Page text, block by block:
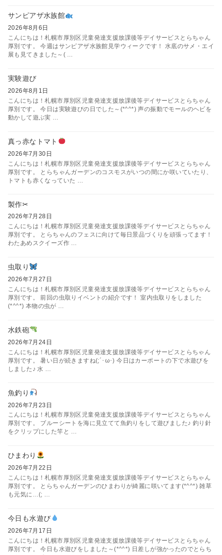
サンピアザ水族館
2026年8月6日
こんにちは！札幌市厚別区児童発達支援放課後等デイサービスとらちゃん
厚別です。 今週はサンピアザ水族館見学ウィークです！ 水底のサメ・エイ
展も見てきました～( …
実験遊び
2026年8月1日
こんにちは！札幌市厚別区児童発達支援放課後等デイサービスとらちゃん
厚別です。 今日は実験遊びの日でした～(*^^*) 声の振動でモールのヘビを
動かして遊ぶ実 …
真っ赤なトマト
2026年7月30日
こんにちは！札幌市厚別区児童発達支援放課後等デイサービスとらちゃん
厚別です。 とらちゃんガーデンのコスモスがいつの間にか咲いていたり、
トマトも赤くなっていた …
製作✂
2026年7月28日
こんにちは！札幌市厚別区児童発達支援放課後等デイサービスとらちゃん
厚別です。 とらちゃんのフェスに向けて毎日景品づくりを頑張ってます！
わたあめスクイーズ作 …
虫取り
2026年7月27日
こんにちは！札幌市厚別区児童発達支援放課後等デイサービスとらちゃん
厚別です。 前回の虫取りイベントの紹介です！ 室内虫取りをしました
(*^^*) 本物の虫が …
水鉄砲
2026年7月24日
こんにちは！札幌市厚別区児童発達支援放課後等デイサービスとらちゃん
厚別です。 暑い日が続きますね(;´･ω･) 今日はカーポートの下で水遊びを
しました♪ 水 …
魚釣り
2026年7月23日
こんにちは！札幌市厚別区児童発達支援放課後等デイサービスとらちゃん
厚別です。 ブルーシートを海に見立てて魚釣りをして遊びました♪ 釣り針
をクリップにした竿と …
ひまわり
2026年7月22日
こんにちは！札幌市厚別区児童発達支援放課後等デイサービスとらちゃん
厚別です。 とらちゃんガーデンのひまわりが綺麗に咲いてます(*^^*) 雑草
も元気に…(; …
今日も水遊び
2026年7月17日
こんにちは！札幌市厚別区児童発達支援放課後等デイサービスとらちゃん
厚別です。 今日も水遊びをしました～(*^^*) 日差しが強かったのでとらち